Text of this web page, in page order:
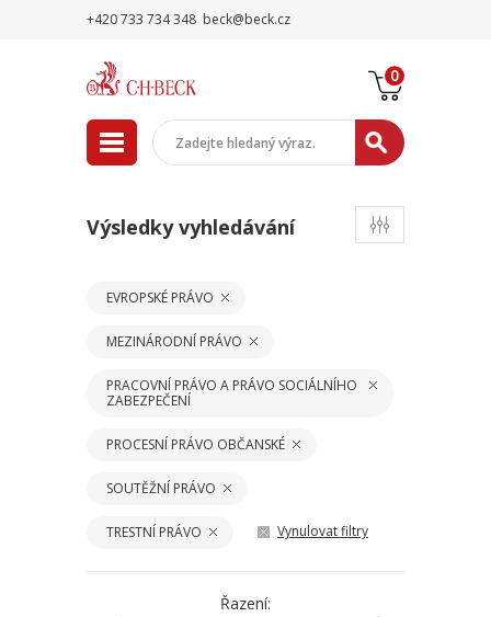
+420 733 734 348 beck@beck.cz
0
Výsledky vyhledávání
EVROPSKÉ PRÁVO
MEZINÁRODNÍ PRÁVO
PRACOVNÍ PRÁVO A PRÁVO SOCIÁLNÍHO
ZABEZPEČENÍ
PROCESNÍ PRÁVO OBČANSKÉ
SOUTĚŽNÍ PRÁVO
TRESTNÍ PRÁVO Vynulovat filtry
Řazení: